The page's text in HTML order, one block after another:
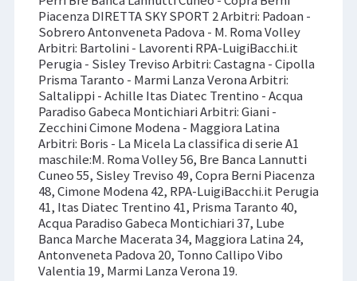
Piacenza DIRETTA SKY SPORT 2 Arbitri: Padoan -
Sobrero Antonveneta Padova - M. Roma Volley
Arbitri: Bartolini - Lavorenti RPA-LuigiBacchi.it
Perugia - Sisley Treviso Arbitri: Castagna - Cipolla
Prisma Taranto - Marmi Lanza Verona Arbitri:
Saltalippi - Achille Itas Diatec Trentino - Acqua
Paradiso Gabeca Montichiari Arbitri: Giani -
Zecchini Cimone Modena - Maggiora Latina
Arbitri: Boris - La Micela La classifica di serie A1
maschile:M. Roma Volley 56, Bre Banca Lannutti
Cuneo 55, Sisley Treviso 49, Copra Berni Piacenza
48, Cimone Modena 42, RPA-LuigiBacchi.it Perugia
41, Itas Diatec Trentino 41, Prisma Taranto 40,
Acqua Paradiso Gabeca Montichiari 37, Lube
Banca Marche Macerata 34, Maggiora Latina 24,
Antonveneta Padova 20, Tonno Callipo Vibo
Valentia 19, Marmi Lanza Verona 19.